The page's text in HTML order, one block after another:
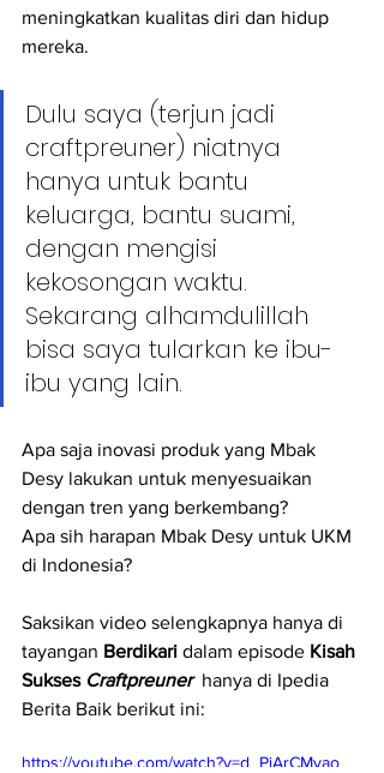
meningkatkan kualitas diri dan hidup
mereka.
Dulu saya (terjun jadi
craftpreuner) niatnya
hanya untuk bantu
keluarga, bantu suami,
dengan mengisi
kekosongan waktu.
Sekarang alhamdulillah
bisa saya tularkan ke ibu-
ibu yang lain.
Apa saja inovasi produk yang Mbak
Desy lakukan untuk menyesuaikan
dengan tren yang berkembang?
Apa sih harapan Mbak Desy untuk UKM
di Indonesia?
Saksikan video selengkapnya hanya di
tayangan Berdikari dalam episode Kisah
Sukses Craftpreuner
  hanya di Ipedia
Berita Baik berikut ini:
https://youtube.com/watch?v=d_PjArCMyao